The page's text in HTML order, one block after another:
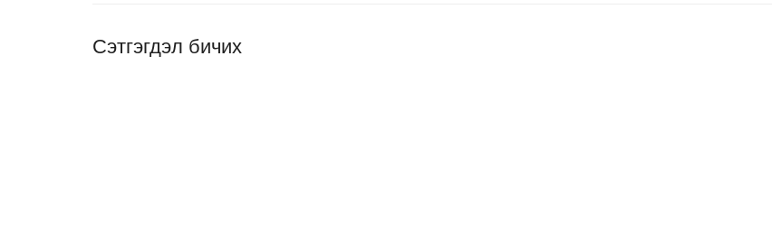
Сэтгэгдэл бичих